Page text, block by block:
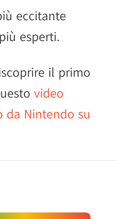
eccitante
esperti.
il primo
video
da Nintendo su